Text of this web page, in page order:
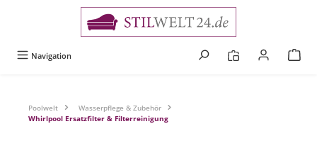
Navigation
Poolwelt
Wasserpflege & Zubehör
Whirlpool Ersatzfilter & Filterreinigung